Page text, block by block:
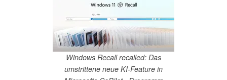
Windows Recall recalled: Das
umstrittene neue KI-Feature in